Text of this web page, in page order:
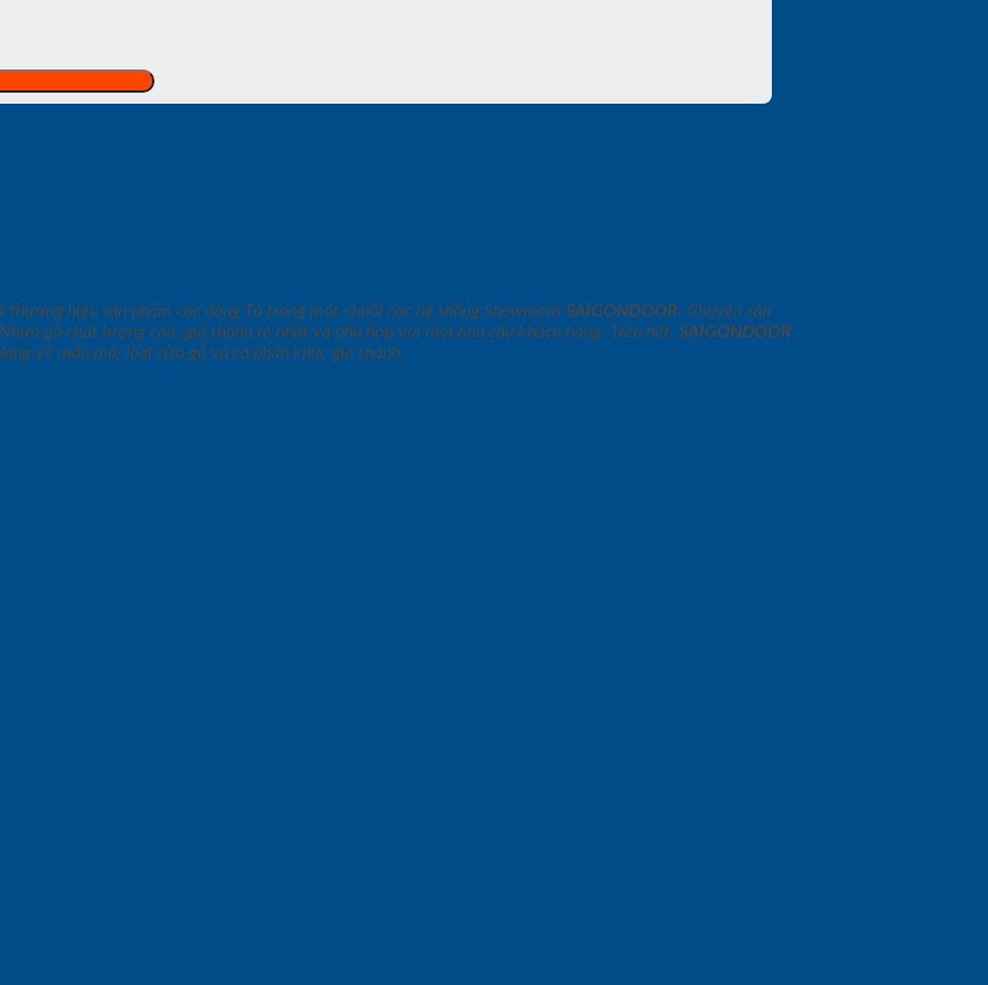
thương hiệu sản phẩm các dòng Tủ trong một chuỗi các hệ thống Showroom SAIGONDOOR. Chuyên sản
gỗ chất lượng cao, giá thành rẻ nhất và phù hợp với mọi nhu cầu khách hàng. Trên hết, SAIGONDOOR
về mẫu mã, loại cửa gỗ và cả phân khúc giá thành.